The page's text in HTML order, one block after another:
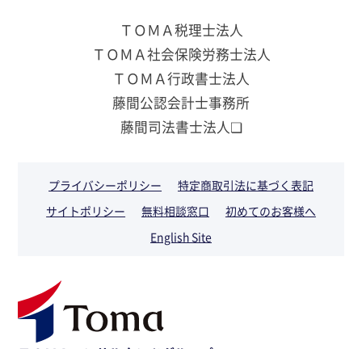
ＴＯＭＡ税理士法人
ＴＯＭＡ社会保険労務士法人
ＴＯＭＡ行政書士法人
藤間公認会計士事務所
藤間司法書士法人❏
プライバシーポリシー
特定商取引法に基づく表記
サイトポリシー
無料相談窓口
初めてのお客様へ
English Site